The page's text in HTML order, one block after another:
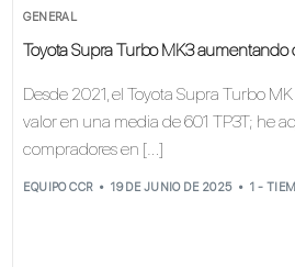
GENERAL
Toyota Supra Turbo MK3 aumentando
Desde 2021, el Toyota Supra Turbo
valor en una media de 601 TP3T; he
compradores en […]
EQUIPO CCR 19 DE JUNIO DE 2025 1 -